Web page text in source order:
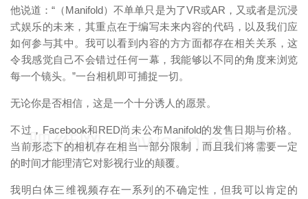
他说道：“（Manifold）不单单只是为了VR或AR，又或者是沉浸
式娱乐的未来，其重点在于编写未来内容的代码，以及我们应
如何参与其中。我可以看到内容的方方面都存在相关关系，这
令我感觉自己不会错过任何一幕，我能够以不同的角度来浏览
每一个镜头。”一台相机即可捕捉一切。
无论你是否相信，这是一个十分诱人的愿景。
不过，Facebook和RED尚未公布Manifold的发售日期与价格。
当前形态下的相机存在相当一部分限制，而且我们将需要一定
的时间才能理清它对影视行业的颠覆。
我明白体三维视频存在一系列的不确定性，但我可以肯定的
映维网（nweon.com）